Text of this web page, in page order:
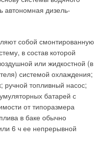
автономная дизель-
собой смонтированную
в состав которой
или жидкостной (в
системой охлаждения;
ручной топливный насос;
батарей с
от типоразмера
в баке обычно
6 ч ее непрерывной
того уровня, что и
вариант — смотреть на
заработок.
бытовой техники,
кондиционеров в летний
нет. Подбор
исходя из
что мощность зависит
тепловыделений,
монтаж стоит около
инструмент
и опыт
проекта:
двигателя, его
зала;
первичных двигателей
мини-ТЭЦ.